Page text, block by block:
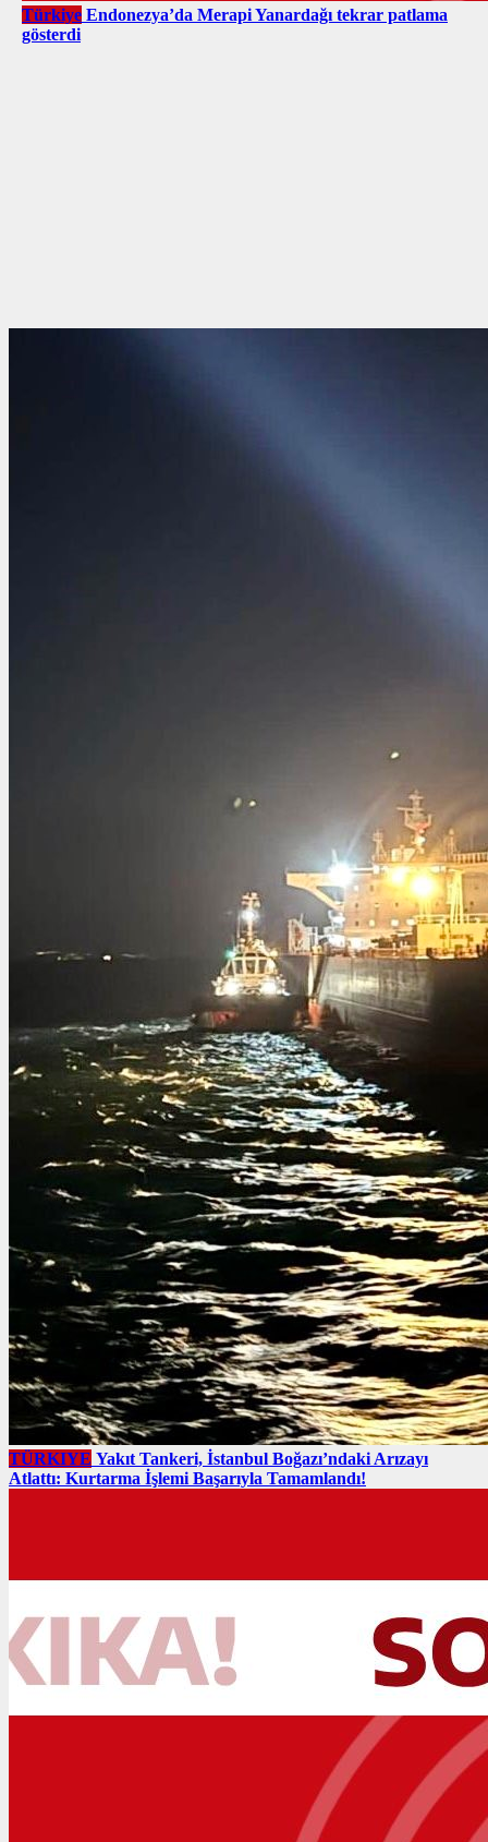
Türkiye Endonezya’da Merapi Yanardağı tekrar patlama
gösterdi
TÜRKIYE Yakıt Tankeri, İstanbul Boğazı’ndaki Arızayı
Atlattı: Kurtarma İşlemi Başarıyla Tamamlandı!